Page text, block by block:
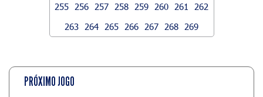
255
256 257 258 259 260 261
262
263
264 265 266 267 268 269
PRÓXIMO JOGO